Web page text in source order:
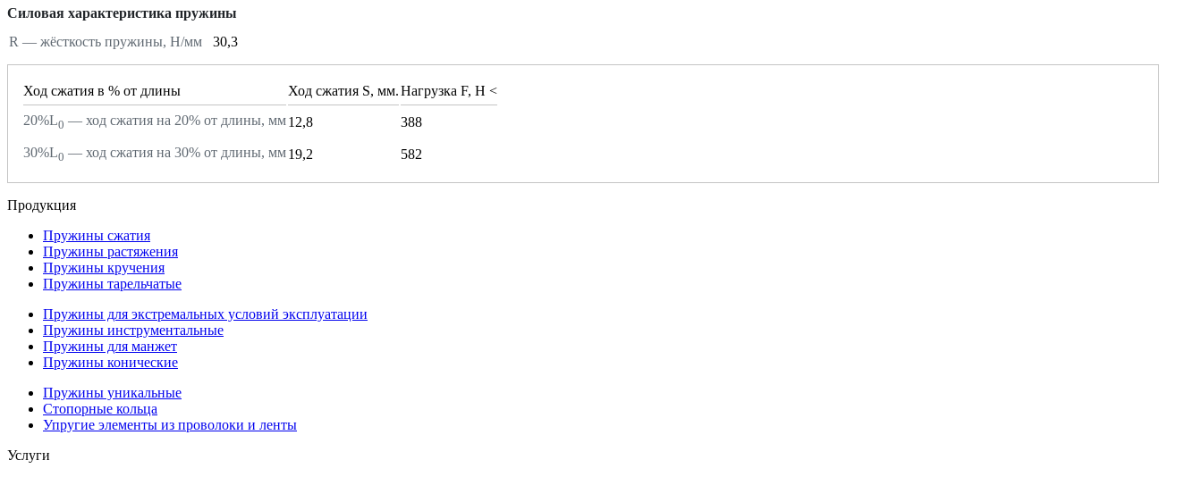
Силовая характеристика пружины
R — жёсткость пружины, Н/мм
30,3
Ход сжатия в % от длины Ход сжатия S, мм.Нагрузка F, H <
20%L0 — ход сжатия на 20% от длины, мм12,8
388
30%L0 — ход сжатия на 30% от длины, мм19,2 582
Продукция
Пружины сжатия
Пружины растяжения
Пружины кручения
Пружины тарельчатые
Пружины для экстремальных условий эксплуатации
Пружины инструментальные
Пружины для манжет
Пружины конические
Пружины уникальные
Стопорные кольца
Упругие элементы из проволоки и ленты
Услуги